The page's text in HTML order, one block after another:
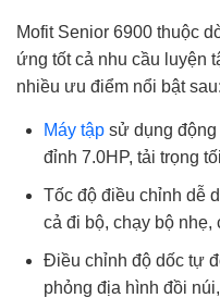
Mofit Senior 6900 thuộc
ứng tốt cả nhu cầu luyện
nhiều ưu điểm nổi bật sau:
Máy tập sử dụng động
đỉnh 7.0HP, tải trọng
Tốc độ điều chỉnh dễ
cả đi bộ, chạy bộ nhẹ,
Điều chỉnh độ dốc tự
phỏng địa hình đồi